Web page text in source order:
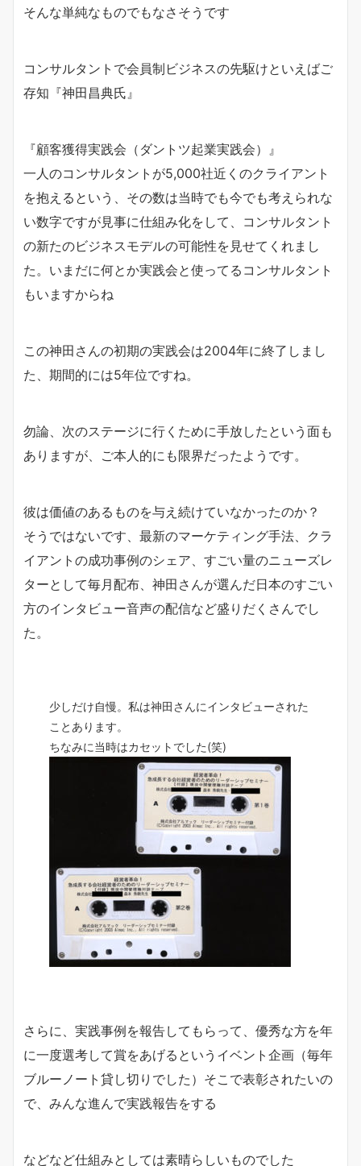
そんな単純なものでもなさそうです
コンサルタントで会員制ビジネスの先駆けといえばご
存知『神田昌典氏』
『顧客獲得実践会（ダントツ起業実践会）』
一人のコンサルタントが5,000社近くのクライアント
を抱えるという、その数は当時でも今でも考えられな
い数字ですが見事に仕組み化をして、コンサルタント
の新たのビジネスモデルの可能性を見せてくれまし
た。いまだに何とか実践会と使ってるコンサルタント
もいますからね
この神田さんの初期の実践会は2004年に終了しまし
た、期間的には5年位ですね。
勿論、次のステージに行くために手放したという面も
ありますが、ご本人的にも限界だったようです。
彼は価値のあるものを与え続けていなかったのか？
そうではないです、最新のマーケティング手法、クラ
イアントの成功事例のシェア、すごい量のニューズレ
ターとして毎月配布、神田さんが選んだ日本のすごい
方のインタビュー音声の配信など盛りだくさんでし
た。
少しだけ自慢。私は神田さんにインタビューされた
ことあります。
ちなみに当時はカセットでした(笑)
さらに、実践事例を報告してもらって、優秀な方を年
に一度選考して賞をあげるというイベント企画（毎年
ブルーノート貸し切りでした）そこで表彰されたいの
で、みんな進んで実践報告をする
などなど仕組みとしては素晴らしいものでした